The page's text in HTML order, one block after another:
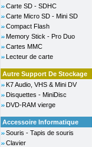
Carte SD - SDHC
Carte Micro SD - Mini SD
Compact Flash
Memory Stick - Pro Duo
Cartes MMC
Lecteur de carte
Autre Support De Stockage
K7 Audio, VHS & Mini DV
Disquettes - MiniDisc
DVD-RAM vierge
Accessoire Informatique
Souris - Tapis de souris
Clavier